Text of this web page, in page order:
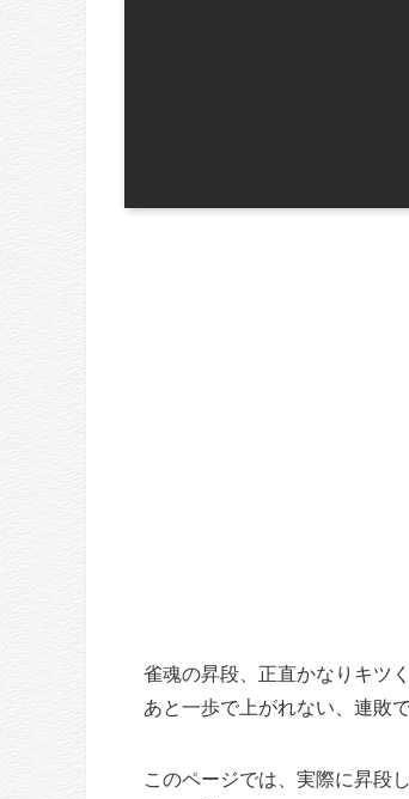
雀魂の昇段、正直かなりキツ
あと一歩で上がれない、連敗
このページでは、実際に昇段